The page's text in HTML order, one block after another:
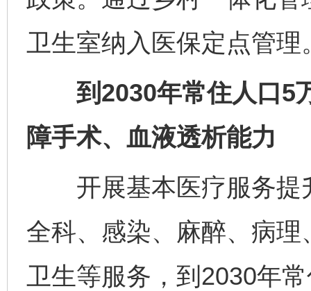
卫生室纳入医保定点管理
到2030年常住人口5
障手术、血液透析能力
开展基本医疗服务提
全科、感染、麻醉、病
卫生等服务，到2030年